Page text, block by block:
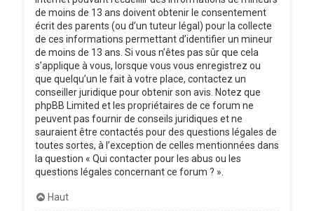
de moins de 13 ans doivent obtenir le consentement
écrit des parents (ou d’un tuteur légal) pour la collecte
de ces informations permettant d’identifier un mineur
de moins de 13 ans. Si vous n’êtes pas sûr que cela
s’applique à vous, lorsque vous vous enregistrez ou
que quelqu’un le fait à votre place, contactez un
conseiller juridique pour obtenir son avis. Notez que
phpBB Limited et les propriétaires de ce forum ne
peuvent pas fournir de conseils juridiques et ne
sauraient être contactés pour des questions légales de
toutes sortes, à l’exception de celles mentionnées dans
la question « Qui contacter pour les abus ou les
questions légales concernant ce forum ? ».
Haut